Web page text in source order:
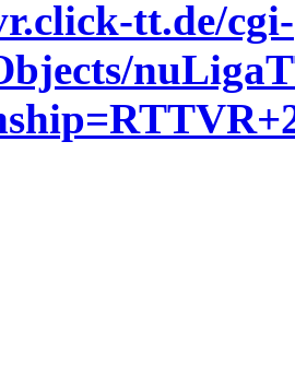
tt.de/cgi-